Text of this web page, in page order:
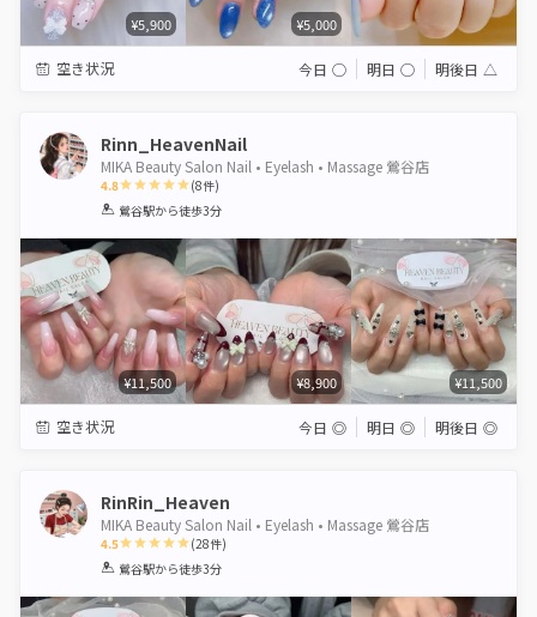
¥5,900 ¥5,000
空き状況 今日 ◯ 明日 ◯ 明後日 △
Rinn_HeavenNail
MIKA Beauty Salon Nail • Eyelash • Massage 鶯谷店
4.8
1 2 3 4 5
(8件)
鶯谷駅から徒歩3分
¥11,500 ¥8,900 ¥11,500
空き状況 今日 ◎ 明日 ◎ 明後日 ◎
RinRin_Heaven
MIKA Beauty Salon Nail • Eyelash • Massage 鶯谷店
4.5
1 2 3 4 5
(28件)
鶯谷駅から徒歩3分